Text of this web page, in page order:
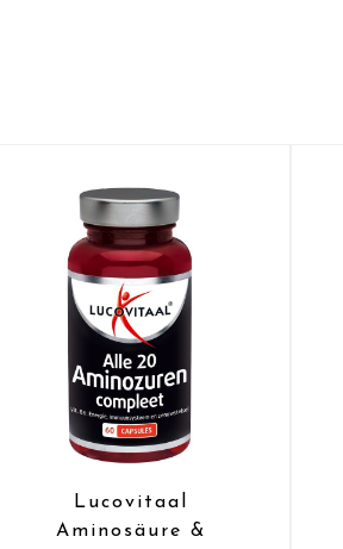
Lucovitaal
Aminosäure &